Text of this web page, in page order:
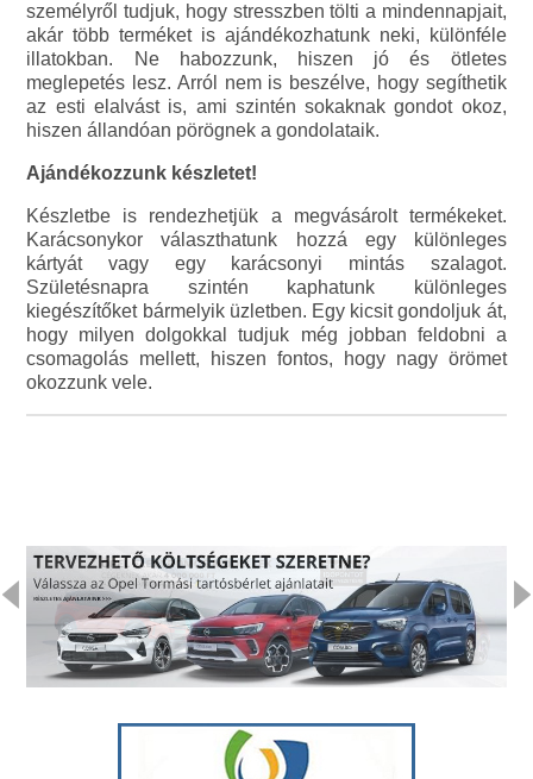
személyről tudjuk, hogy stresszben tölti a mindennapjait,
akár több terméket is ajándékozhatunk neki, különféle
illatokban. Ne habozzunk, hiszen jó és ötletes
meglepetés lesz. Arról nem is beszélve, hogy segíthetik
az esti elalvást is, ami szintén sokaknak gondot okoz,
hiszen állandóan pörögnek a gondolataik.
Ajándékozzunk készletet!
Készletbe is rendezhetjük a megvásárolt termékeket.
Karácsonykor választhatunk hozzá egy különleges
kártyát vagy egy karácsonyi mintás szalagot.
Születésnapra szintén kaphatunk különleges
kiegészítőket bármelyik üzletben. Egy kicsit gondoljuk át,
hogy milyen dolgokkal tudjuk még jobban feldobni a
csomagolás mellett, hiszen fontos, hogy nagy örömet
okozzunk vele.